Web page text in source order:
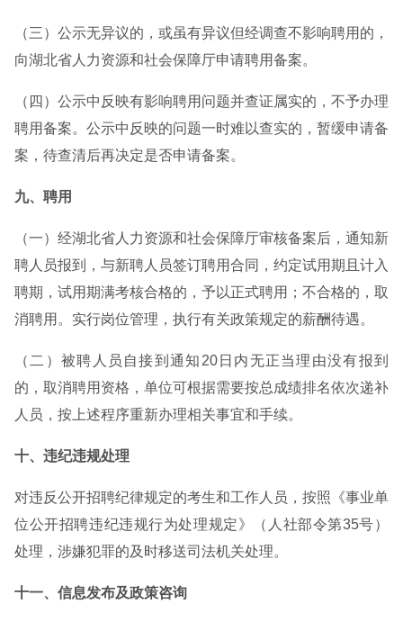
（三）公示无异议的，或虽有异议但经调查不影响聘用的，
向湖北省人力资源和社会保障厅申请聘用备案。
（四）公示中反映有影响聘用问题并查证属实的，不予办理
聘用备案。公示中反映的问题一时难以查实的，暂缓申请备
案，待查清后再决定是否申请备案。
九、聘用
（一）经湖北省人力资源和社会保障厅审核备案后，通知新
聘人员报到，与新聘人员签订聘用合同，约定试用期且计入
聘期，试用期满考核合格的，予以正式聘用；不合格的，取
消聘用。实行岗位管理，执行有关政策规定的薪酬待遇。
（二）被聘人员自接到通知20日内无正当理由没有报到
的，取消聘用资格，单位可根据需要按总成绩排名依次递补
人员，按上述程序重新办理相关事宜和手续。
十、违纪违规处理
对违反公开招聘纪律规定的考生和工作人员，按照《事业单
位公开招聘违纪违规行为处理规定》（人社部令第35号）
处理，涉嫌犯罪的及时移送司法机关处理。
十一、信息发布及政策咨询